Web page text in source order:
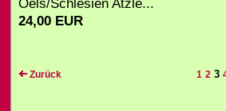
Oels/Schlesien Atzle...
24,00 EUR
Zurück 1 2 3